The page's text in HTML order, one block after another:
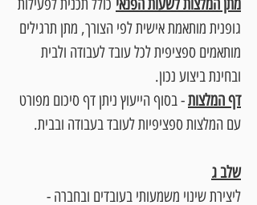
מתן המלצות לשעות הפנאי כולל תכנית לפעילות
גופנית מותאמת אישית לפי הצורך, מתן תרגילים
מותאמים ספציפית לכל עובד לעבודה ולבית
ובחינת ביצוע נכון.
דף המלצות- בסוף הייעוץ ניתן דף סיכום מפורט
עם המלצות ספציפיות לעובד בעבודה ובבית.
שלב ג
ליצירת שינוי משמעותי בעובדים ובחברה -